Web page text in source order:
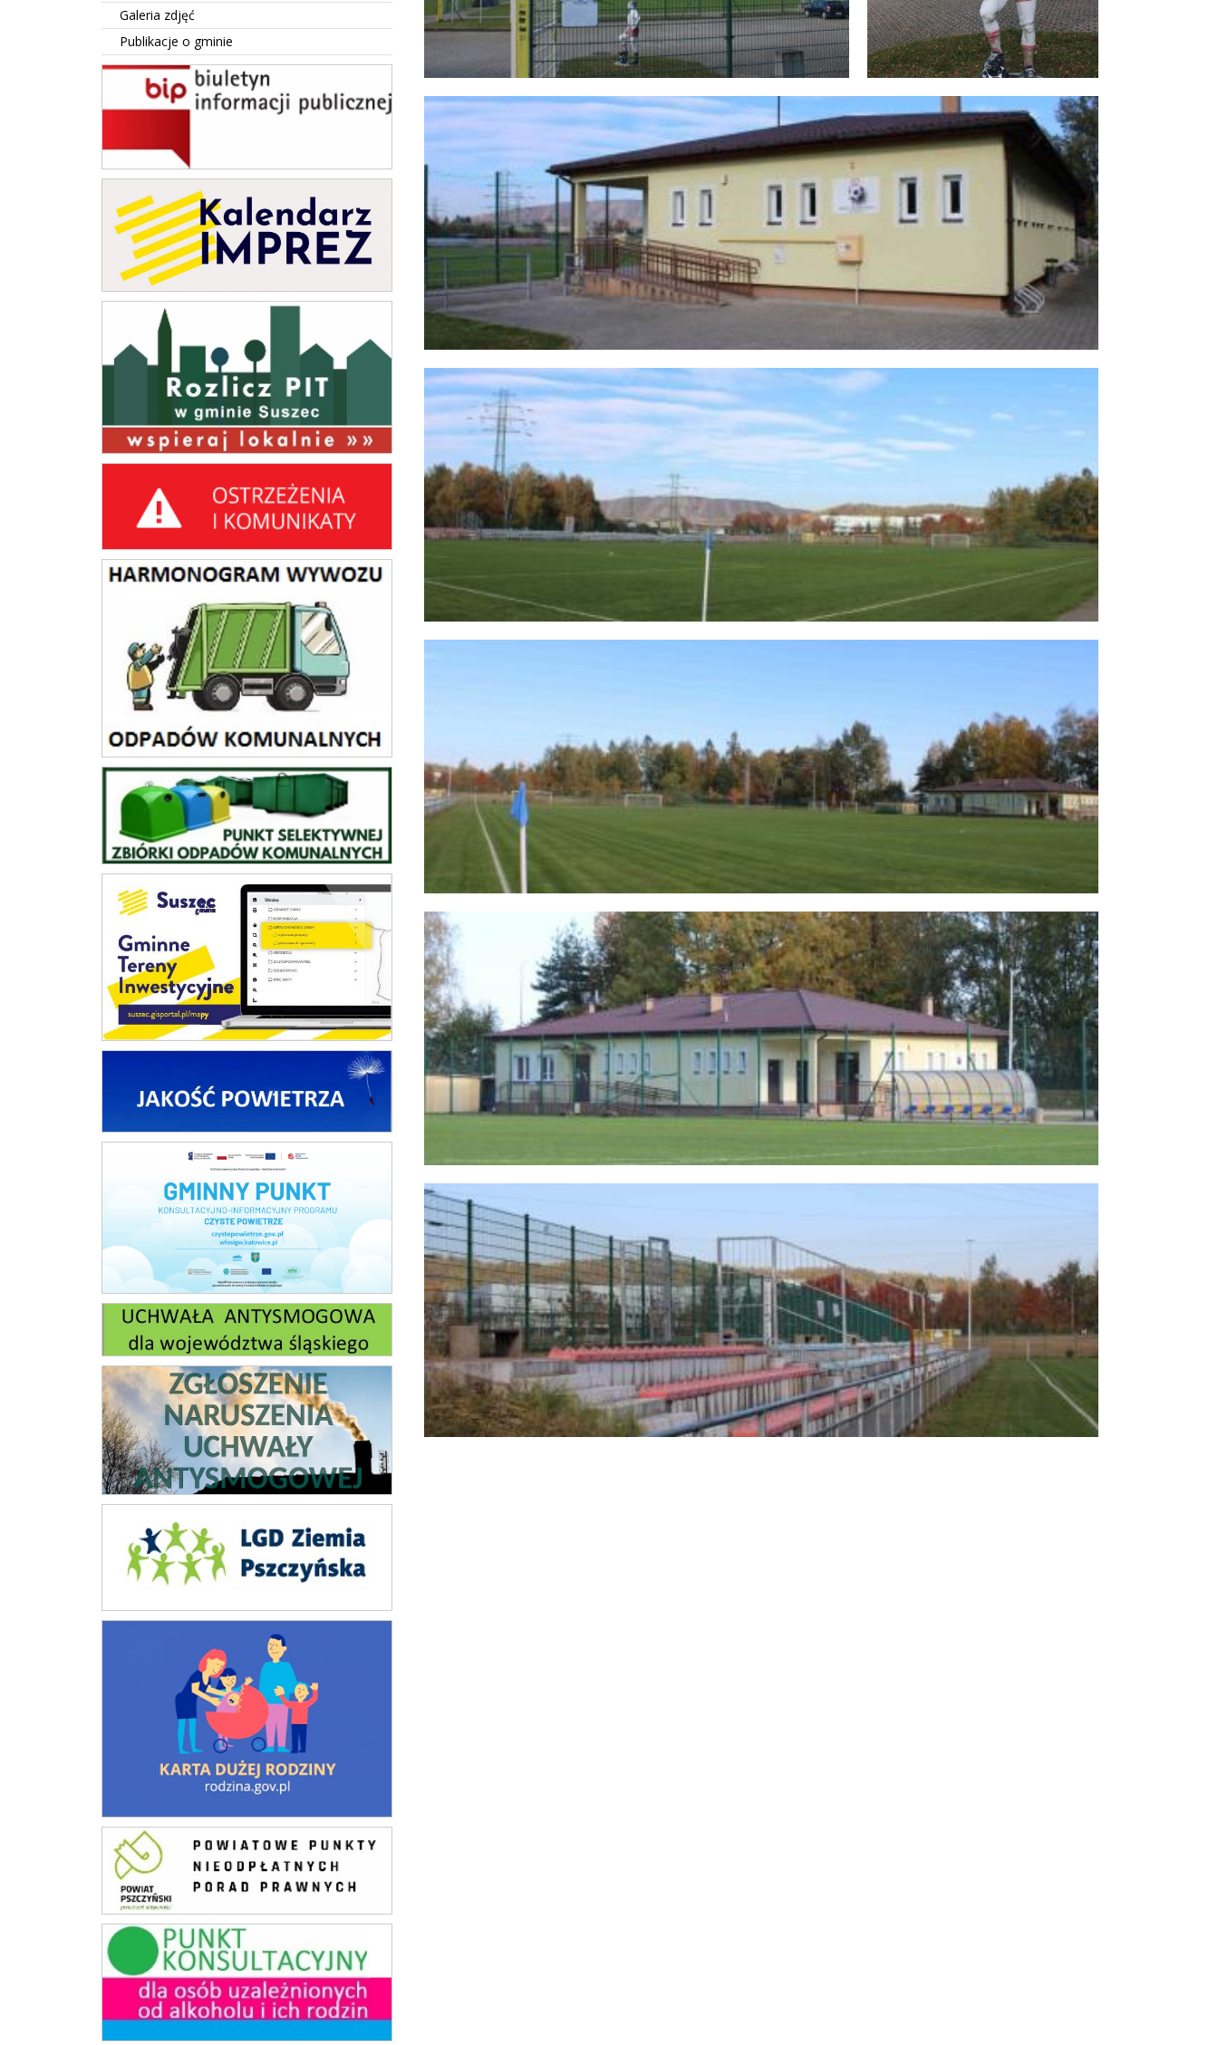
Galeria zdjęć
Publikacje o gminie
BIP Suszec
Kalendarz Imprez
Ostrzeżenia i komunikaty
harmonogram wywozu odpadów komunalnych
PSZOK
Jakość powietrza
Czyste Powietrze
Uchwała antysmogowa
Zgłoszenie naruszeń ustawy antysmogowej
Lokalna grupa działania
Karta dużej rodziny
Punkty Nieodpłatnej Pomocy Prawnej
Punkt konsultacyjny